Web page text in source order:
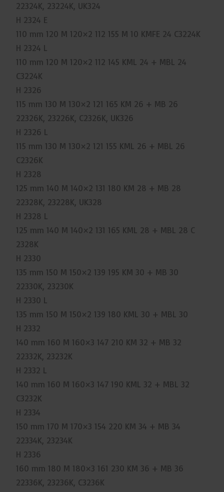
22324K, 23224K, UK324
H 2324 E
110 mm 120 M 120×2 112 155 M 10 KMFE 24 C3224K
H 2324 L
110 mm 120 M 120×2 112 145 KML 24 + MBL 24
C3224K
H 2326
115 mm 130 M 130×2 121 165 KM 26 + MB 26
22326K, 23226K, C2326K, UK326
H 2326 L
115 mm 130 M 130×2 121 155 KML 26 + MBL 26
C2326K
H 2328
125 mm 140 M 140×2 131 180 KM 28 + MB 28
22328K, 23228K, UK328
H 2328 L
125 mm 140 M 140×2 131 165 KML 28 + MBL 28 C
2328K
H 2330
135 mm 150 M 150×2 139 195 KM 30 + MB 30
22330K, 23230K
H 2330 L
135 mm 150 M 150×2 139 180 KML 30 + MBL 30
H 2332
140 mm 160 M 160×3 147 210 KM 32 + MB 32
22332K, 23232K
H 2332 L
140 mm 160 M 160×3 147 190 KML 32 + MBL 32
C3232K
H 2334
150 mm 170 M 170×3 154 220 KM 34 + MB 34
22334K, 23234K
H 2336
160 mm 180 M 180×3 161 230 KM 36 + MB 36
22336K, 23236K, C3236K